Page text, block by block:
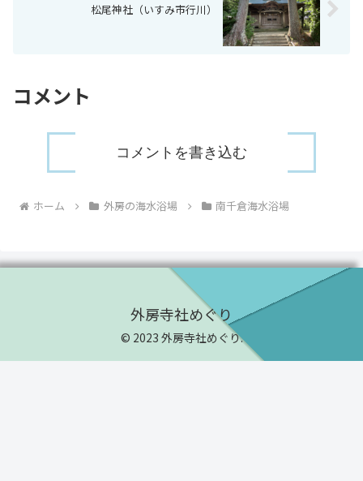
松尾神社（いすみ市行川）
コメント
コメントを書き込む
ホーム 外房の海水浴場 南千倉海水浴場
外房寺社めぐり
© 2023 外房寺社めぐり.